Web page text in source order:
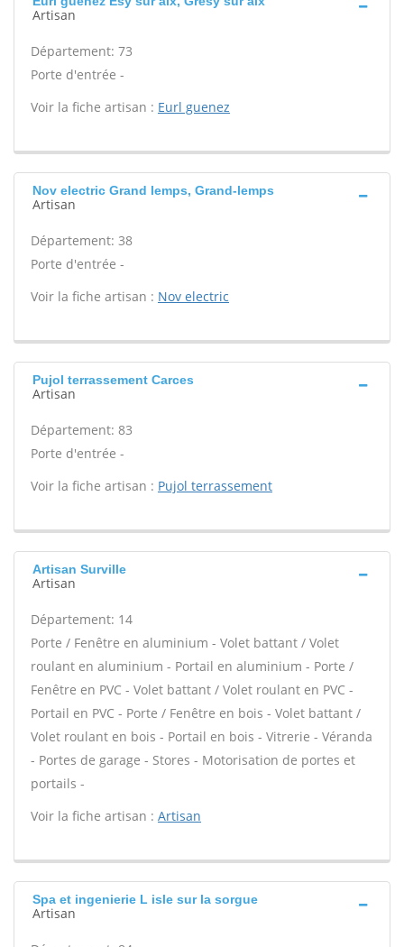
Artisan
Département: 73
Porte d'entrée -
Voir la fiche artisan : Eurl guenez
Nov electric Grand lemps, Grand-lemps
Artisan
Département: 38
Porte d'entrée -
Voir la fiche artisan : Nov electric
Pujol terrassement Carces
Artisan
Département: 83
Porte d'entrée -
Voir la fiche artisan : Pujol terrassement
Artisan Surville
Artisan
Département: 14
Porte / Fenêtre en aluminium - Volet battant / Volet
roulant en aluminium - Portail en aluminium - Porte /
Fenêtre en PVC - Volet battant / Volet roulant en PVC -
Portail en PVC - Porte / Fenêtre en bois - Volet battant /
Volet roulant en bois - Portail en bois - Vitrerie - Véranda
- Portes de garage - Stores - Motorisation de portes et
portails -
Voir la fiche artisan : Artisan
Spa et ingenierie L isle sur la sorgue
Artisan